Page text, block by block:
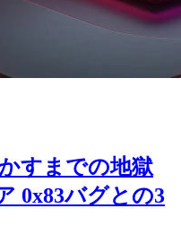
すまでの地獄
0x83バグとの3